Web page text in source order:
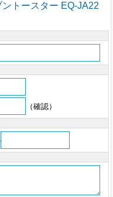
トースター EQ-JA22
（確認）